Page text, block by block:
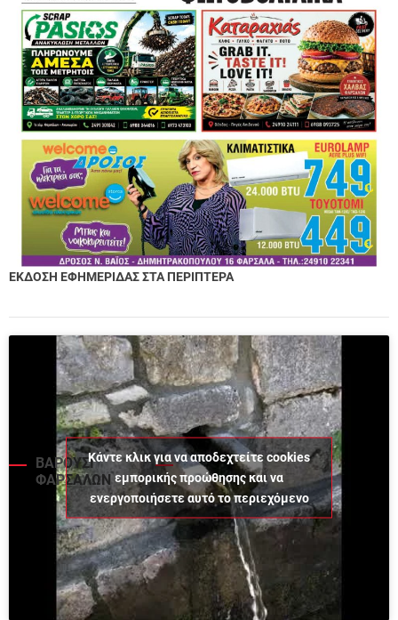
ΕΚΔΟΣΗ ΕΦΗΜΕΡΙΔΑΣ ΣΤΑ ΠΕΡΙΠΤΕΡΑ
ΒΑΡΟΥΣΙ
ΦΑΡΣΑΛΩΝ
Κάντε κλικ για να αποδεχτείτε cookies
εμπορικής προώθησης και να
ενεργοποιήσετε αυτό το περιεχόμενο